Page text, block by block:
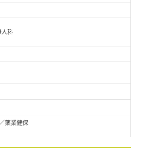
人科
薬業健保